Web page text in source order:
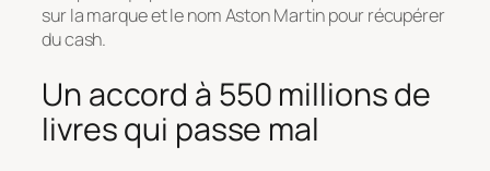
sur la marque et le nom Aston Martin pour récupérer
ducash.
Un accord à 550 millions de
livres qui passe mal